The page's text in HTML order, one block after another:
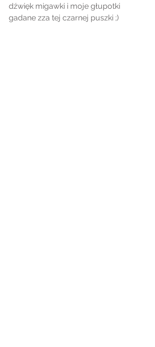
dźwięk migawki i moje głupotki
gadane zza tej czarnej puszki ;)